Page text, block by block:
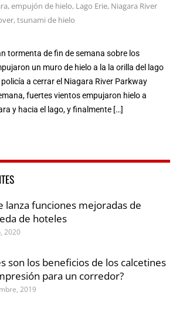
,empujón de hielo, Lago Erie, Niagara River
,tsunami de hielo
tormenta de fin de semana sobre los
un muro de hielo a la la orilla del lago
a cerrar el Niagara River Parkway
fuertes vientos empujaron hielo a
y hacia el lago, y finalmente […]
lanza funciones mejoradas de
de hoteles
2020
son los beneficios de los calcetines
para un corredor?
2019